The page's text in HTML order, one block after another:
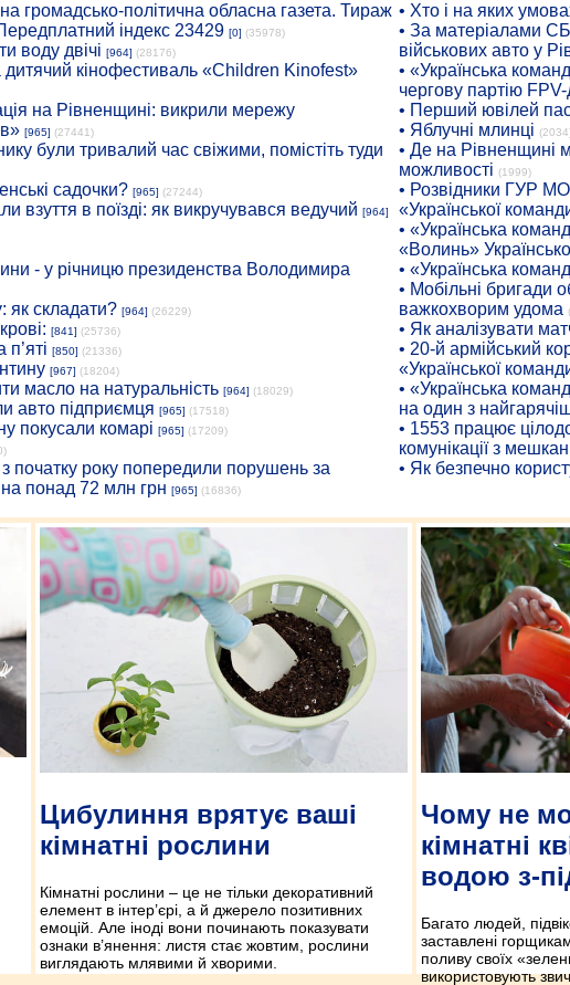
громадсько-політична обласна газета. Тираж
індекс 23429 [0] (35978)
воду двічі [964] (28176)
кінофестиваль «Children Kinofest»
на Рівненщині: викрили мережу
[965] (27441)
були тривалий час свіжими, помістіть туди
садочки? [965] (27244)
взуття в поїзді: як викручувався ведучий [964]
- у річницю президенства Володимира
як складати? [964] (26229)
[841] (25736)
[850] (21336)
[967] (18204)
масло на натуральність [964] (18029)
авто підприємця [965] (17518)
покусали комарі [965] (17209)
початку року попередили порушень за
понад 72 млн грн [965] (16836)
• Хто і на яких
• За матеріалами
військових авто у
• «Українська
чергову партію FPV-
• Перший ювілей
• Яблучні млинці
• Де на Рівненщині
можливості (1999)
• Розвідники ГУР МО
«Української
• «Українська
«Волинь»
• «Українська
• Мобільні бригади
важкохворим удома
• Як аналізувати
• 20-й армійський
«Української
• «Українська
на один з
• 1553 працює
комунікації з
• Як безпечно
Цибулиння врятує ваші
кімнатні рослини
Кімнатні рослини – це не тільки декоративний
елемент в інтер’єрі, а й джерело позитивних
емоцій. Але іноді вони починають показувати
ознаки в’янення: листя стає жовтим, рослини
виглядають млявими й хворими.
Чому не
кімнатні
водою з-
Багато людей,
заставлені
поливу своїх
використовують